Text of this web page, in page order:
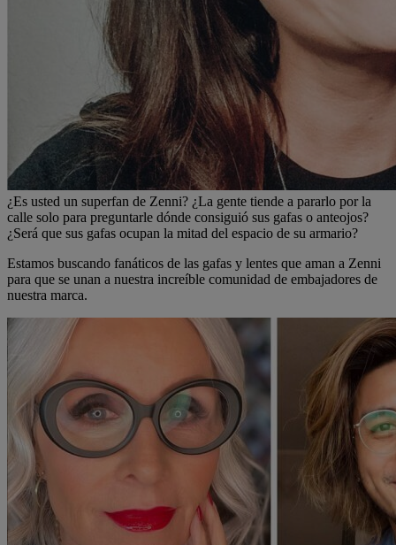
¿Es usted un superfan de Zenni? ¿La gente tiende a pararlo por la
calle solo para preguntarle dónde consiguió sus gafas o anteojos?
¿Será que sus gafas ocupan la mitad del espacio de su armario?
Estamos buscando fanáticos de las gafas y lentes que aman a Zenni
para que se unan a nuestra increíble comunidad de embajadores de
nuestra marca.